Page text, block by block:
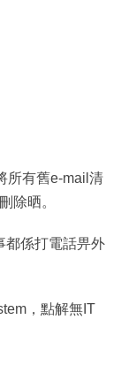
所有舊e-mail清
除晒。
都係打電話畀外
，點解無IT